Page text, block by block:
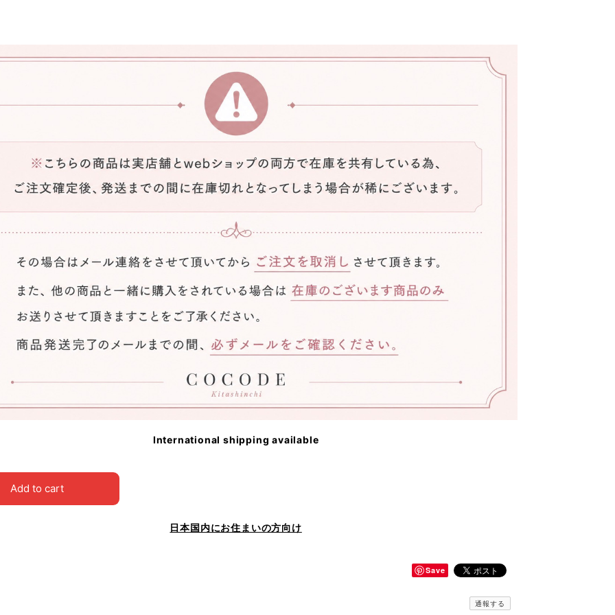
International shipping available
Add to cart
日本国内にお住まいの方向け
Save
通報する